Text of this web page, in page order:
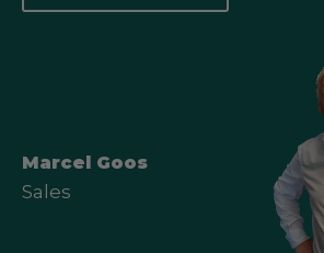
Marcel Goos
Sales